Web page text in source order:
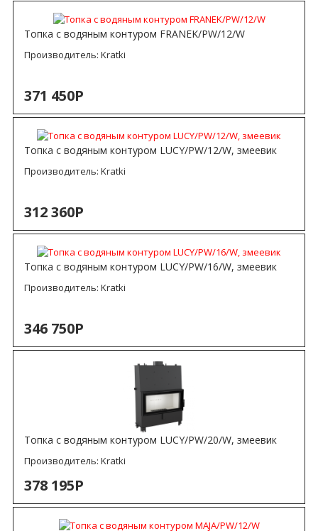
Топка с водяным контуром FRANEK/PW/12/W
Производитель: Kratki
371 450Р
Топка с водяным контуром LUCY/PW/12/W, змеевик
Производитель: Kratki
312 360Р
Топка с водяным контуром LUCY/PW/16/W, змеевик
Производитель: Kratki
346 750Р
Топка с водяным контуром LUCY/PW/20/W, змеевик
Производитель: Kratki
378 195Р